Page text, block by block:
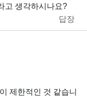
고 생각하시나요?
답장
제한적인 것 같습니